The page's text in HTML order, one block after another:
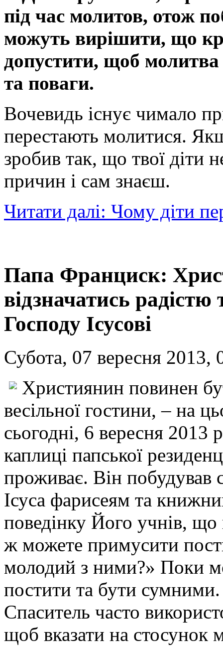
під час молитов, отож
можуть вирішити, що
допустити, щоб
та поваги.
Вочевидь існує чимало
перестають молитися.
зробив так, що твої діти
причин і сам знаєш.
Читати далі: Чому діти
Папа Франциск:
відзначатись
Господу Ісусові
Субота, 07 вересня 2013,
Християнин повинен
весільної гостини, – на
сьогодні, 6 вересня 2013
каплиці папської
проживає. Він побудував
Ісуса фарисеям та
поведінку Його учнів,
ж можете примусити
молодий з ними?» Поки
постити та бути
Спаситель часто
щоб вказати на